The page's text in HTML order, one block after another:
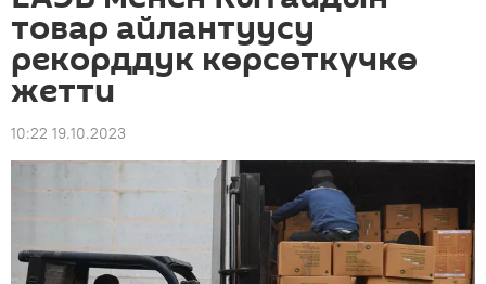
товар айлантуусу
рекорддук көрсөткүчкө
жетти
10:22 19.10.2023